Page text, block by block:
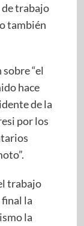
de trabajo
también
“el
hace
de la
por los
trabajo
la
la